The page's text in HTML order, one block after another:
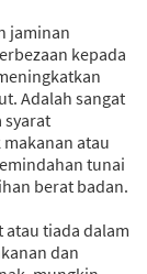
jaminan
kepada
Adalah sangat
syarat
atau
tunai
berat badan.
tiada dalam
dan